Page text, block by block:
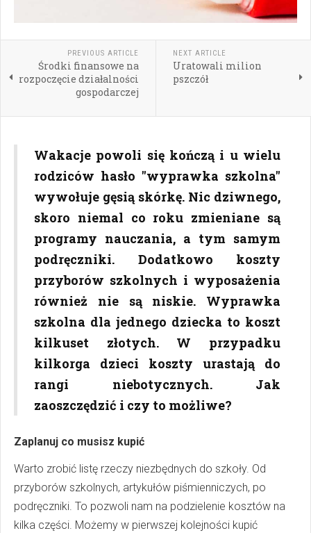
PREVIOUS ARTICLE
Środki finansowe na
rozpoczęcie działalności
gospodarczej
NEXT ARTICLE
Uratowali milion
pszczół
Wakacje powoli się kończą i u wielu
rodziców hasło "wyprawka szkolna"
wywołuje gęsią skórkę. Nic dziwnego,
skoro niemal co roku zmieniane są
programy nauczania, a tym samym
podręczniki. Dodatkowo koszty
przyborów szkolnych i wyposażenia
również nie są niskie. Wyprawka
szkolna dla jednego dziecka to koszt
kilkuset złotych. W przypadku
kilkorga dzieci koszty urastają do
rangi niebotycznych. Jak
zaoszczędzić i czy to możliwe?
Zaplanuj co musisz kupić
Warto zrobić listę rzeczy niezbędnych do szkoły. Od
przyborów szkolnych, artykułów piśmienniczych, po
podręczniki. To pozwoli nam na podzielenie kosztów na
kilka części. Możemy w pierwszej kolejności kupić